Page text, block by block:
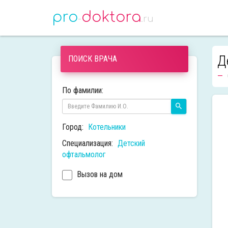
pro-doktora.ru
ПОИСК ВРАЧА
По фамилии:
Город: Котельники
Специализация: Детский
офтальмолог
Вызов на дом